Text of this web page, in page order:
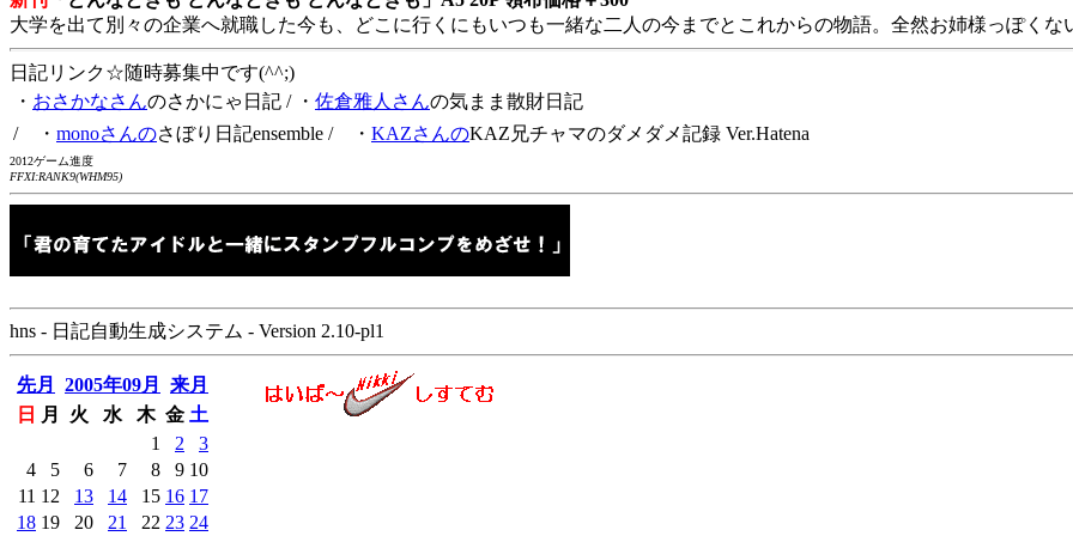
大学を出て別々の企業へ就職した今も、どこに行くにもいつも一緒な二人の今までとこれからの物語。全然お姉様っぽくな
日記リンク☆随時募集中です(^^;)
・ おさかなさんのさかにゃ日記 / ・ 佐倉雅人さんの気まま散財日記
/ ・ monoさんのさぼり日記ensemble / ・ KAZさんのKAZ兄チャマのダメダメ記録 Ver.Hatena
2012ゲーム進度
FFXI:RANK9(WHM95)
hns - 日記自動生成システム - Version 2.10-pl1
先月 2005年09月
来月
日
月 火 水 木 金 土
1
2
3
4
5 6 7 8 9 10
11 12 13 14 15 16 17
18 19 20 21 22 23 24